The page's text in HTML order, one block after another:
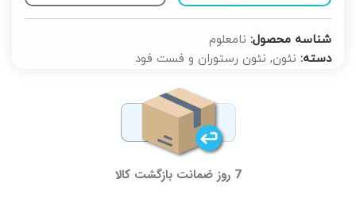
شناسه محصول: نامعلوم
دسته: نئون, نئون رستوران و فست فود
7 روز ضمانت بازگشت کالا